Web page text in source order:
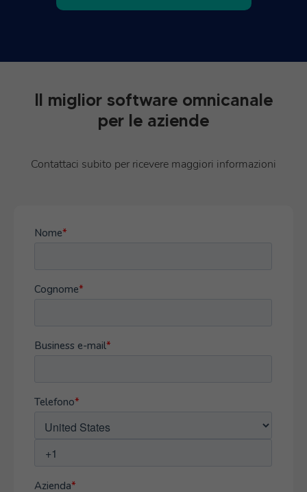
Il miglior software omnicanale
per le aziende
Contattaci subito per ricevere maggiori informazioni